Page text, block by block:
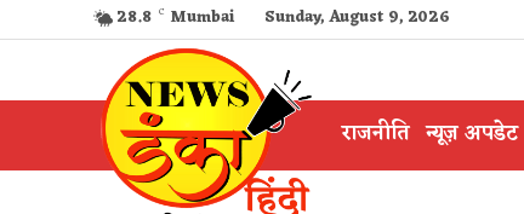
28.8 C Mumbai Sunday, August 9, 2026
राजनीति न्यूज़ अपडेट